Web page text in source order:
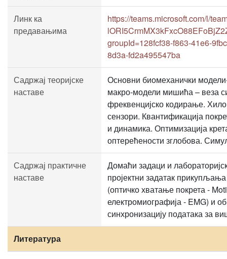
Линк ка
предавањима
https://teams.microsoft.com/l/
groupId=128fcf38-f863-41e6-
8d3a-fd2a495547ba
Садржај теоријске
наставе
Основни биомеханички
макро-модели мишића – веза
фреквенцијско кодирање.
сензори. Квантификација
и динамика. Оптимизација
оптерећености зглобова.
Садржај практичне
наставе
Домаћи задаци и
пројектни задатак
(оптичко хватање покрета -
електромиографија - EMG) и
синхронизацију података за
Литература